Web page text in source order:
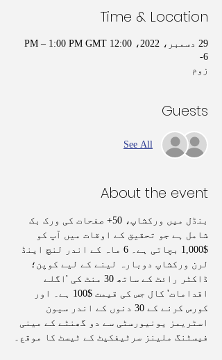
Time & Location
29 دسمبر، 2022، 12:00 PM – 1:00 PM GMT
-6
زوم
Guests
See All
About the event
بنڈل میں ورکشاپ، 50+ صفحات کی ورک بک
شامل ہے جو تحقیق کے اوقات میں آپ کو
$1,000 بچاتی ہے۔ 6 ماہ کے اندر لنچ اینڈ
لرن ورکشاپ دوبارہ لینے کے لیے کوپن؛
ڈاکٹر رائٹ کے ساتھ 30 منٹ کی 'اگلے
اقدامات' کال جس کی قیمت $100 ہے۔ اور
کورس کرنے کے 30 دنوں کے اندر سیون
اسٹریمز یونیورسٹی سے دو گھنٹے کے مینی
فیسٹنگ ملینز سرٹیفکیٹ کے ٹیسٹ کا موقع۔